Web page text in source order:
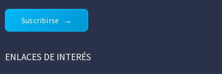
Suscribirse
ENLACES DE INTERÉS